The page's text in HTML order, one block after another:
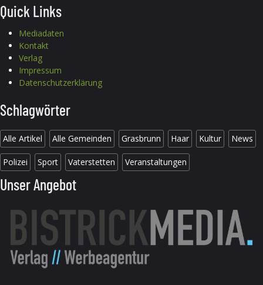
Quick Links
Mediadaten
Kontakt
Verlag
Impressum
Datenschutzerklärung
Schlagwörter
Alle Artikel Alle Gemeinden Grasbrunn Haar Kultur News
Polizei Sport Vaterstetten Veranstaltungen
Unser Angebot